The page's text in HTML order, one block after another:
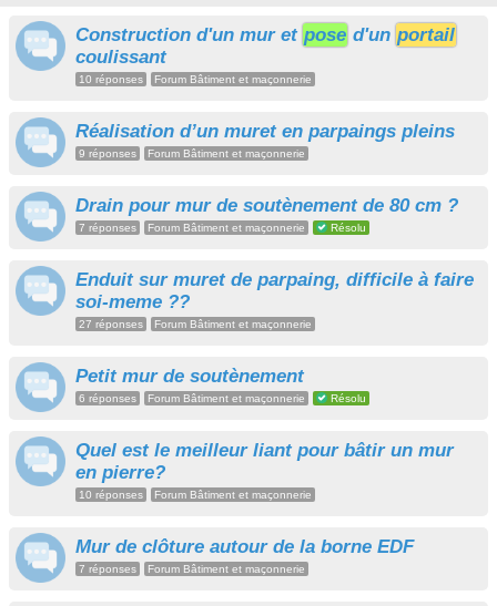
Construction d'un mur et pose d'un portail
coulissant
10 réponses Forum Bâtiment et maçonnerie
Réalisation d’un muret en parpaings pleins
9 réponses Forum Bâtiment et maçonnerie
Drain pour mur de soutènement de 80 cm ?
7 réponses Forum Bâtiment et maçonnerie Résolu
Enduit sur muret de parpaing, difficile à faire
soi-meme ??
27 réponses Forum Bâtiment et maçonnerie
Petit mur de soutènement
6 réponses Forum Bâtiment et maçonnerie Résolu
Quel est le meilleur liant pour bâtir un mur
en pierre?
10 réponses Forum Bâtiment et maçonnerie
Mur de clôture autour de la borne EDF
7 réponses Forum Bâtiment et maçonnerie